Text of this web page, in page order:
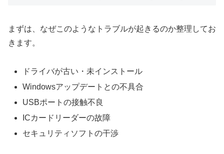
まずは、なぜこのようなトラブルが起きるのか整理してお
きます。
ドライバが古い・未インストール
Windowsアップデートとの不具合
USBポートの接触不良
ICカードリーダーの故障
セキュリティソフトの干渉